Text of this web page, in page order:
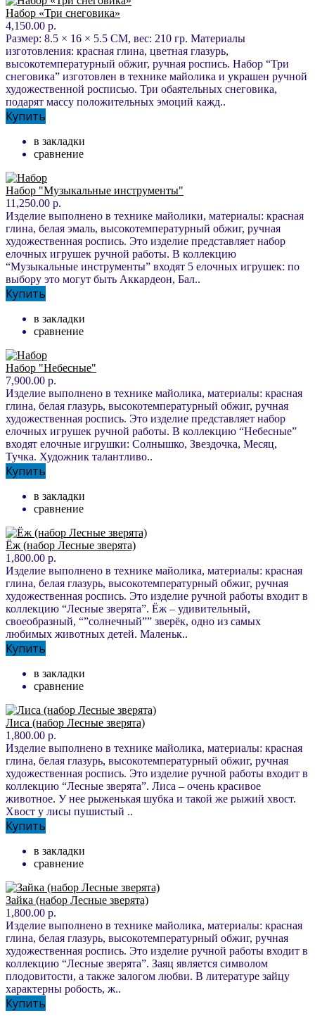
Набор «Три снеговика»
4,150.00 р.
Размер: 8.5 × 16 × 5.5 СМ, вес: 210 гр. Материалы
изготовления: красная глина, цветная глазурь,
высокотемпературный обжиг, ручная роспись. Набор “Три
снеговика” изготовлен в технике майолика и украшен ручной
художественной росписью. Три обаятельных снеговика,
подарят массу положительных эмоций кажд..
Купить
в закладки
сравнение
Набор "Музыкальные инструменты"
11,250.00 р.
Изделие выполнено в технике майолики, материалы: красная
глина, белая эмаль, высокотемпературный обжиг, ручная
художественная роспись. Это изделие представляет набор
елочных игрушек ручной работы. В коллекцию
“Музыкальные инструменты” входят 5 елочных игрушек: по
выбору это могут быть Аккардеон, Бал..
Купить
в закладки
сравнение
Набор "Небесные"
7,900.00 р.
Изделие выполнено в технике майолика, материалы: красная
глина, белая глазурь, высокотемпературный обжиг, ручная
художественная роспись. Это изделие представляет набор
елочных игрушек ручной работы. В коллекцию “Небесные”
входят елочные игрушки: Солнышко, Звездочка, Месяц,
Тучка. Художник талантливо..
Купить
в закладки
сравнение
Ёж (набор Лесные зверята)
1,800.00 р.
Изделие выполнено в технике майолика, материалы: красная
глина, белая глазурь, высокотемпературный обжиг, ручная
художественная роспись. Это изделие ручной работы входит в
коллекцию “Лесные зверята”. Ёж – удивительный,
своеобразный, “”солнечный”” зверёк, одно из самых
любимых животных детей. Маленьк..
Купить
в закладки
сравнение
Лиса (набор Лесные зверята)
1,800.00 р.
Изделие выполнено в технике майолика, материалы: красная
глина, белая глазурь, высокотемпературный обжиг, ручная
художественная роспись. Это изделие ручной работы входит в
коллекцию “Лесные зверята”. Лиса – очень красивое
животное. У нее рыженькая шубка и такой же рыжий хвост.
Хвост у лисы пушистый ..
Купить
в закладки
сравнение
Зайка (набор Лесные зверята)
1,800.00 р.
Изделие выполнено в технике майолика, материалы: красная
глина, белая глазурь, высокотемпературный обжиг, ручная
художественная роспись. Это изделие ручной работы входит в
коллекцию “Лесные зверята”. Заяц является символом
плодовитости, а также залогом любви. В литературе зайцу
характерны робость, ж..
Купить